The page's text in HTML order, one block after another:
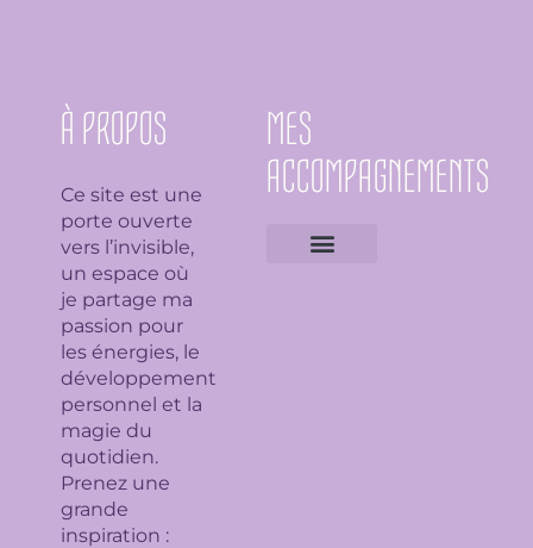
À PROPOS
Ce site est une
porte ouverte
vers l’invisible,
un espace où
je partage ma
passion pour
les énergies, le
développement
personnel et la
magie du
quotidien.
Prenez une
grande
inspiration :
MES
ACCOMPAGNEMENTS